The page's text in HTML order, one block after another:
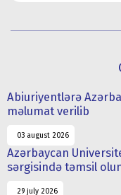
Abiuriyentlərə
məlumat verilib
03 august 2026
Azərbaycan
sərgisində təmsil
29 july 2026